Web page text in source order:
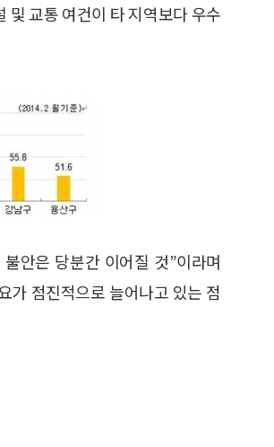
및 교통 여건이 타 지역보다 우수
안은 당분간 이어질 것”이라며
가 점진적으로 늘어나고 있는 점